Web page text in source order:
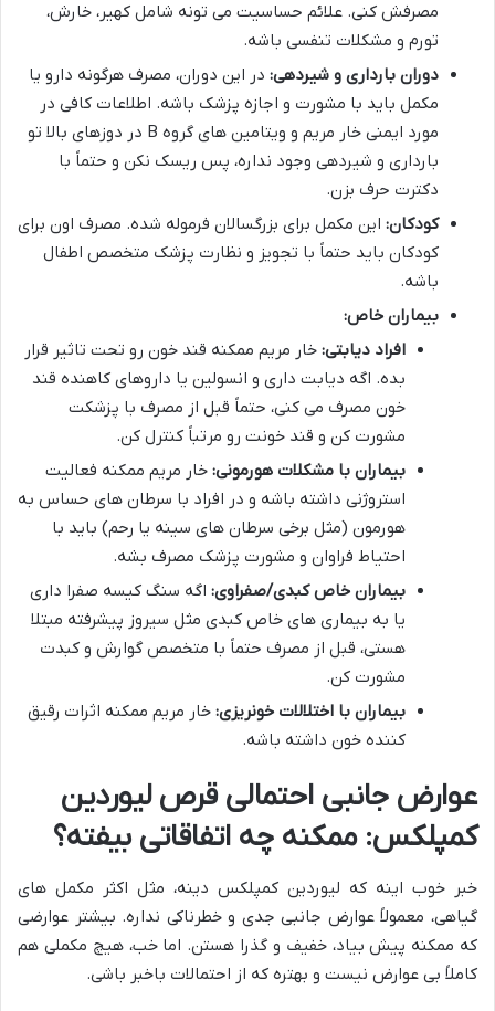
مصرفش کنی. علائم حساسیت می تونه شامل کهیر، خارش،
تورم و مشکلات تنفسی باشه.
دوران بارداری و شیردهی: در این دوران، مصرف هرگونه دارو یا
مکمل باید با مشورت و اجازه پزشک باشه. اطلاعات کافی در
مورد ایمنی خار مریم و ویتامین های گروه B در دوزهای بالا تو
بارداری و شیردهی وجود نداره، پس ریسک نکن و حتماً با
دکترت حرف بزن.
کودکان: این مکمل برای بزرگسالان فرموله شده. مصرف اون برای
کودکان باید حتماً با تجویز و نظارت پزشک متخصص اطفال
باشه.
بیماران خاص:
افراد دیابتی: خار مریم ممکنه قند خون رو تحت تاثیر قرار
بده. اگه دیابت داری و انسولین یا داروهای کاهنده قند
خون مصرف می کنی، حتماً قبل از مصرف با پزشکت
مشورت کن و قند خونت رو مرتباً کنترل کن.
بیماران با مشکلات هورمونی: خار مریم ممکنه فعالیت
استروژنی داشته باشه و در افراد با سرطان های حساس به
هورمون (مثل برخی سرطان های سینه یا رحم) باید با
احتیاط فراوان و مشورت پزشک مصرف بشه.
بیماران خاص کبدی/صفراوی: اگه سنگ کیسه صفرا داری
یا به بیماری های خاص کبدی مثل سیروز پیشرفته مبتلا
هستی، قبل از مصرف حتماً با متخصص گوارش و کبدت
مشورت کن.
بیماران با اختلالات خونریزی: خار مریم ممکنه اثرات رقیق
کننده خون داشته باشه.
عوارض جانبی احتمالی قرص لیوردین
کمپلکس: ممکنه چه اتفاقاتی بیفته؟
خبر خوب اینه که لیوردین کمپلکس دینه، مثل اکثر مکمل های
گیاهی، معمولاً عوارض جانبی جدی و خطرناکی نداره. بیشتر عوارضی
که ممکنه پیش بیاد، خفیف و گذرا هستن. اما خب، هیچ مکملی هم
کاملاً بی عوارض نیست و بهتره که از احتمالات باخبر باشی.